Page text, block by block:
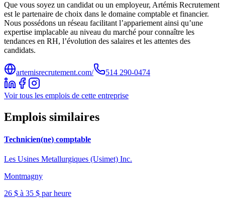
Que vous soyez un candidat ou un employeur, Artémis Recrutement
est le partenaire de choix dans le domaine comptable et financier.
Nous possédons un réseau facilitant l’appariement ainsi qu’une
expertise implacable au niveau du marché pour connaître les
tendances en RH, l’évolution des salaires et les attentes des
candidats.
artemisrecrutement.com/ 514 290-0474
Voir tous les emplois de cette entreprise
Emplois similaires
Technicien(ne) comptable
Les Usines Metallurgiques (Usimet) Inc.
Montmagny
26 $ à 35 $ par heure